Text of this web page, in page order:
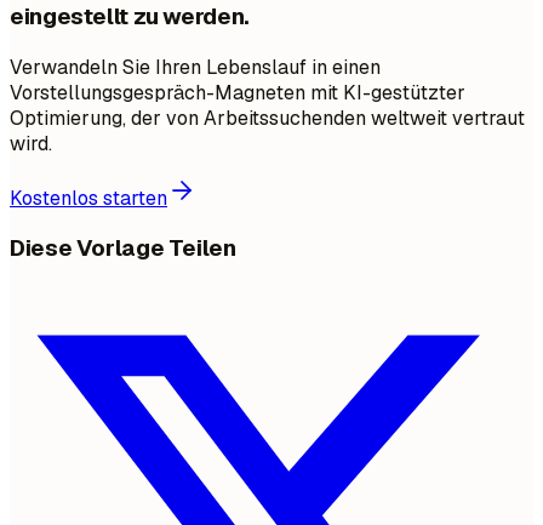
eingestellt zu werden.
Verwandeln Sie Ihren Lebenslauf in einen
Vorstellungsgespräch-Magneten mit KI-gestützter
Optimierung, der von Arbeitssuchenden weltweit vertraut
wird.
Kostenlos starten
Diese Vorlage Teilen